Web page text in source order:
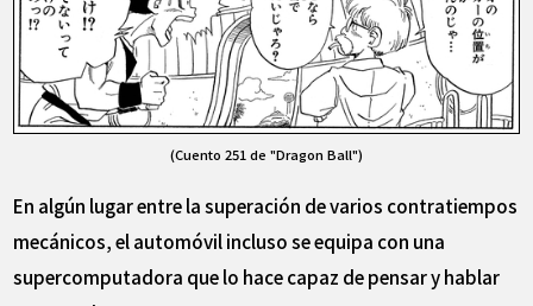
(Cuento 251 de "Dragon Ball")
En algún lugar entre la superación de varios contratiempos
mecánicos, el automóvil incluso se equipa con una
supercomputadora que lo hace capaz de pensar y hablar